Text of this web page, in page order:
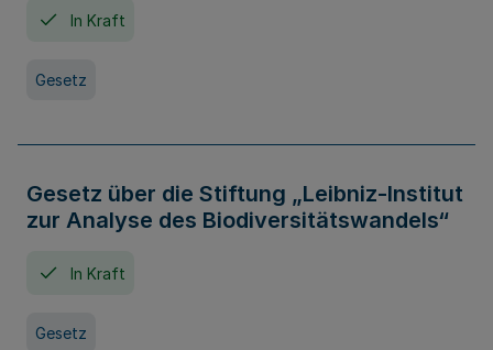
In Kraft
Gesetz
Gesetz über die Stiftung „Leibniz-Institut
zur Analyse des Biodiversitätswandels“
In Kraft
Gesetz